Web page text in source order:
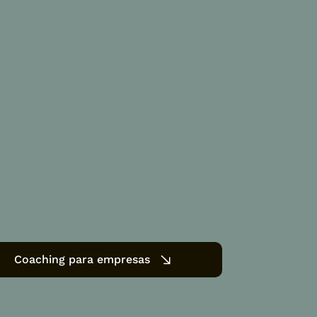
Coaching para empresas